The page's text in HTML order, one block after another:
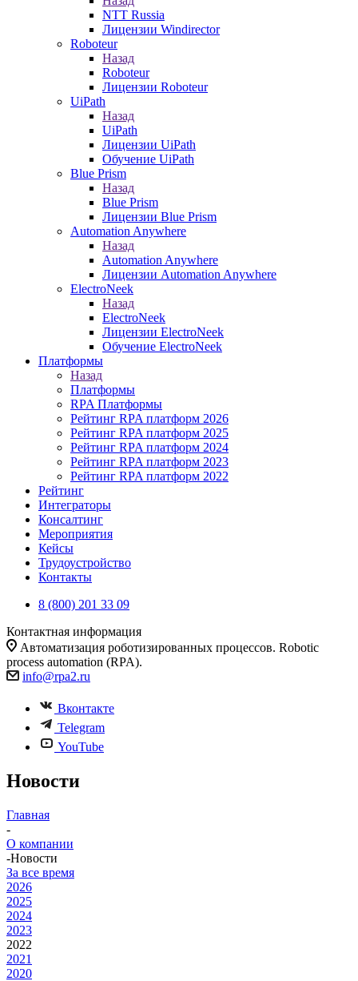
NTT Russia
Лицензии Windirector
Roboteur
Назад
Roboteur
Лицензии Roboteur
UiPath
Назад
UiPath
Лицензии UiPath
Обучение UiPath
Blue Prism
Назад
Blue Prism
Лицензии Blue Prism
Automation Anywhere
Назад
Automation Anywhere
Лицензии Automation Anywhere
ElectroNeek
Назад
ElectroNeek
Лицензии ElectroNeek
Обучение ElectroNeek
Платформы
Назад
Платформы
RPA Платформы
Рейтинг RPA платформ 2026
Рейтинг RPA платформ 2025
Рейтинг RPA платформ 2024
Рейтинг RPA платформ 2023
Рейтинг RPA платформ 2022
Рейтинг
Интеграторы
Консалтинг
Mероприятия
Кейсы
Трудоустройство
Контакты
8 (800) 201 33 09
Контактная информация
Автоматизация роботизированных процессов. Robotic
process automation (RPA).
info@rpa2.ru
Вконтакте
Telegram
YouTube
Новости
Главная
-
О компании
-Новости
За все время
2026
2025
2024
2023
2022
2021
2020